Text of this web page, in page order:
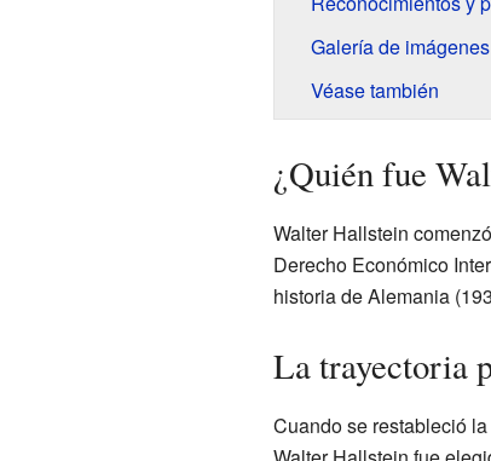
Galería de imágenes
Véase también
¿Quién fue
Walter Hallstein
Derecho Económico
historia de Alemania
La trayectoria
Cuando se restableció la